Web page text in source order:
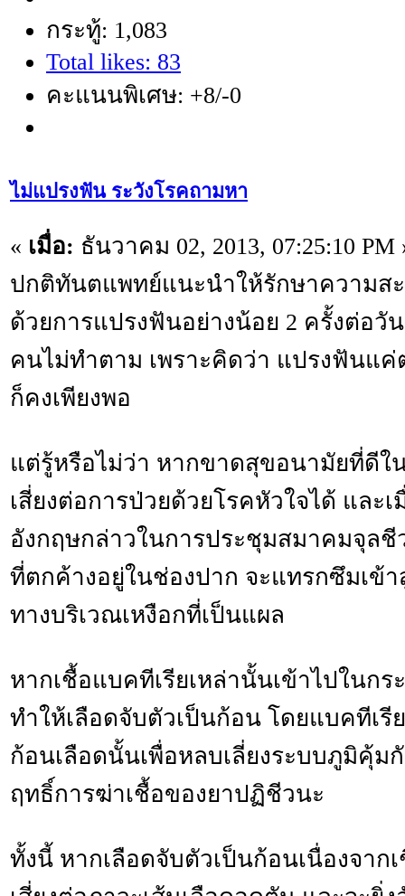
กระทู้: 1,083
Total likes: 83
คะแนนพิเศษ: +8/-0
ไม่แปรงฟัน ระวังโรคถามหา
« เมื่อ: ธันวาคม 02, 2013, 07:25:10 PM
ปกติทันตแพทย์แนะนำให้รักษาความส
ด้วยการแปรงฟันอย่างน้อย 2 ครั้งต่อวั
คนไม่ทำตาม เพราะคิดว่า แปรงฟันแ
ก็คงเพียงพอ
แต่รู้หรือไม่ว่า หากขาดสุขอนามัยที่ดีใ
เสี่ยงต่อการป่วยด้วยโรคหัวใจได้ และ
อังกฤษกล่าวในการประชุมสมาคมจุลชี
ที่ตกค้างอยู่ในช่องปาก จะแทรกซึมเข้า
ทางบริเวณเหงือกที่เป็นแผล
หากเชื้อแบคทีเรียเหล่านั้นเข้าไปในกร
ทำให้เลือดจับตัวเป็นก้อน โดยแบคทีเรี
ก้อนเลือดนั้นเพื่อหลบเลี่ยงระบบภูมิคุ้ม
ฤทธิ์การฆ่าเชื้อของยาปฏิชีวนะ
ทั้งนี้ หากเลือดจับตัวเป็นก้อนเนื่องจาก